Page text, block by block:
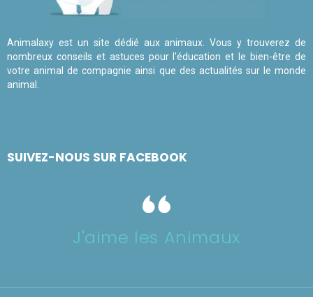
Animalaxy est un site dédié aux animaux. Vous y trouverez de
nombreux conseils et astuces pour l'éducation et le bien-être de
votre animal de compagnie ainsi que des actualités sur le monde
animal.
SUIVEZ-NOUS SUR FACEBOOK
J'aime les Animaux